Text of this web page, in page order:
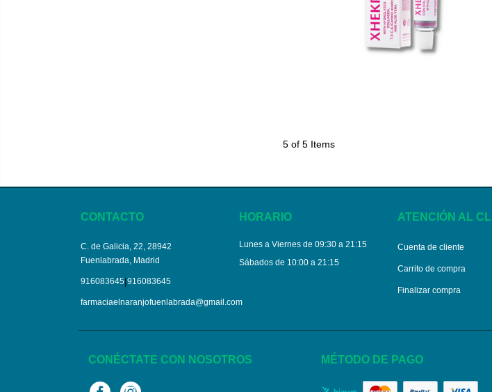
5 of 5 Items
CONTACTO
C. de Galicia, 22, 28942
Fuenlabrada, Madrid
916083645|916083645
farmaciaelnaranjofuenlabrada@gmail.com
HORARIO
Lunes a Viernes de 09:30 a 21:15
Sábados de 10:00 a 21:15
ATENCIÓN AL
Cuenta de cliente
Carrito de compra
Finalizar compra
CONÉCTATE CON NOSOTROS MÉTODO DE PAGO